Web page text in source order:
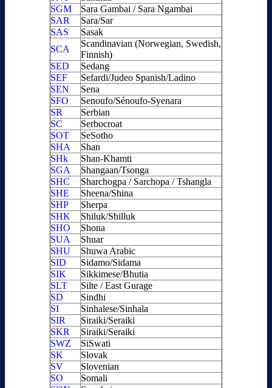
SGM
Sara Gambai / Sara Ngambai
SAR
Sara/Sar
SAS
Sasak
SCA
Scandinavian (Norwegian, Swedish,
Finnish)
SED
Sedang
SEF
Sefardi/Judeo Spanish/Ladino
SEN
Sena
SFO
Senoufo/Sénoufo-Syenara
SR
Serbian
SC
Serbocroat
SOT
SeSotho
SHA
Shan
SHk
Shan-Khamti
SGA
Shangaan/Tsonga
SHC
Sharchogpa / Sarchopa / Tshangla
SHE
Sheena/Shina
SHP
Sherpa
SHK
Shiluk/Shilluk
SHO
Shona
SUA
Shuar
SHU
Shuwa Arabic
SID
Sidamo/Sidama
SIK
Sikkimese/Bhutia
SLT
Silte / East Gurage
SD
Sindhi
SI
Sinhalese/Sinhala
SIR
Siraiki/Seraiki
SKR
Siraiki/Seraiki
SWZ
SiSwati
SK
Slovak
SV
Slovenian
SO
Somali